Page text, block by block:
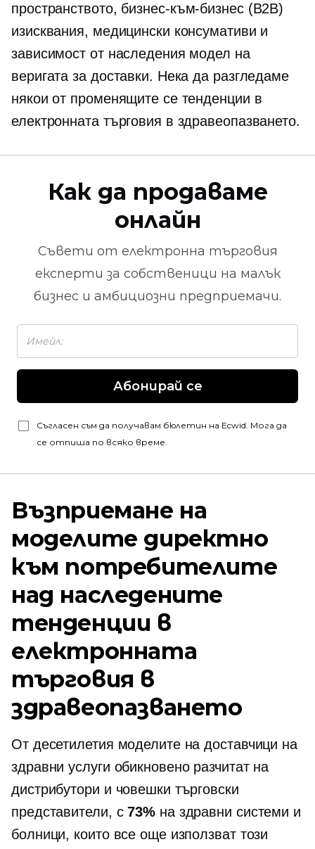
пространството, бизнес-към-бизнес(B2B)
изисквания, медицински консумативи и
зависимост от наследения модел на
веригата за доставки. Нека да разгледаме
някои от променящите се тенденции в
електронната търговия в здравеопазването.
Как да продаваме
онлайн
Съвети от електронна търговия
експерти за собственици на малък
бизнес и амбициозни предприемачи.
Абонирай се
Съгласен съм да получавам бюлетин на Ecwid. Мога да
се отпиша по всяко време.
Възприемане на
моделите директно
към потребителите
над наследените
тенденции в
електронната
търговия в
здравеопазването
От десетилетия моделите на доставчици на
здравни услуги обикновено разчитат на
дистрибутори и човешки търговски
представители, с73% на здравни системи и
болници, които все още използват този